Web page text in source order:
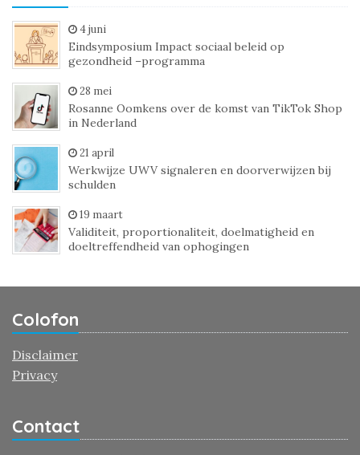
4 juni
Eindsymposium Impact sociaal beleid op
gezondheid –programma
28 mei
Rosanne Oomkens over de komst van TikTok Shop
in Nederland
21 april
Werkwijze UWV signaleren en doorverwijzen bij
schulden
19 maart
Validiteit, proportionaliteit, doelmatigheid en
doeltreffendheid van ophogingen
Colofon
Disclaimer
Privacy
Contact